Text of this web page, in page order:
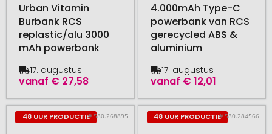
Urban Vitamin
Burbank RCS
replastic/alu 3000
mAh powerbank
vanaf € 27,58
17. augustus
4.000mAh Type-C
powerbank van RCS
gerecycled ABS &
aluminium
vanaf € 12,01
17. augustus
48 UUR PRODUCTIE# 580.268895 48 UUR PRODUCTIE# 580.284566